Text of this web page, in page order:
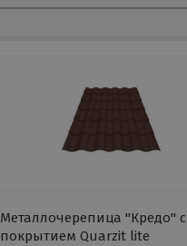
Металлочерепица "Кредо" с
покрытием Quarzit lite